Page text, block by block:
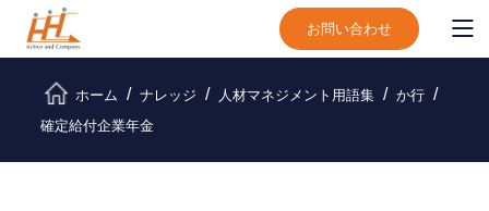
お問い合わせ
ホーム ナレッジ 人材マネジメント用語集
か行
確定給付企業年金